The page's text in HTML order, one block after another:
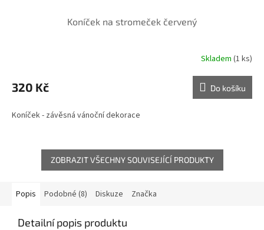
Koníček na stromeček červený
Skladem (1 ks)
320 Kč Do košíku
Koníček - závěsná vánoční dekorace
ZOBRAZIT VŠECHNY SOUVISEJÍCÍ PRODUKTY
Popis Podobné (8) Diskuze Značka
Detailní popis produktu